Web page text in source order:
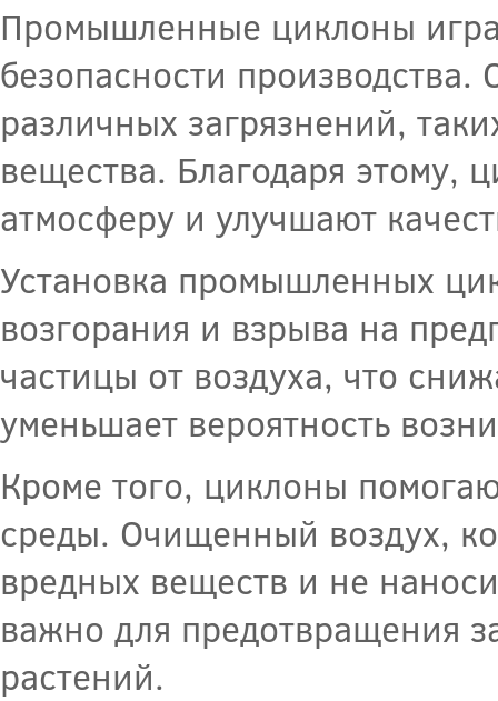
Промышленные циклоны
безопасности
различных загрязнений,
вещества. Благодаря
атмосферу и улучшают
Установка промышленных
возгорания и взрыва на
частицы от воздуха, что
уменьшает вероятность
Кроме того, циклоны
среды. Очищенный воздух,
вредных веществ и не
важно для предотвращения
растений.